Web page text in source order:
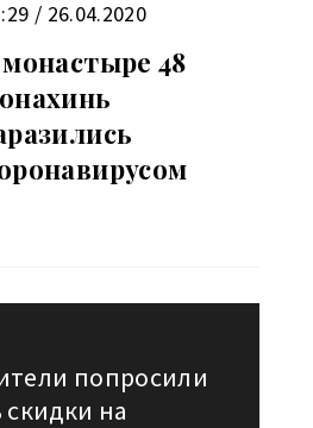
/ 26.04.2020
48
попросили
на